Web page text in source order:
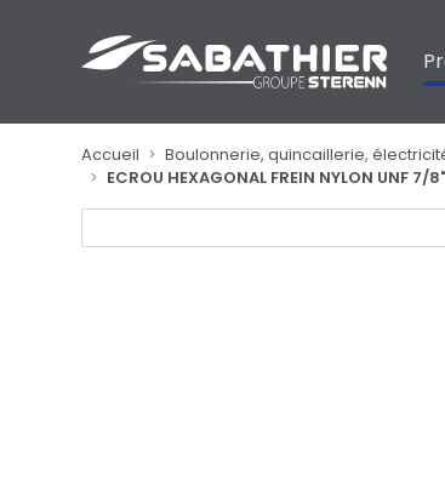
Accueil Boulonnerie, quincaillerie,
ECROU HEXAGONAL FREIN NYLON UNF 7/